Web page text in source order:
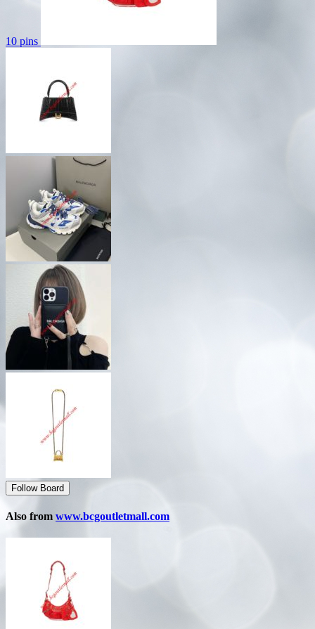
10 pins
Follow Board
Also from www.bcgoutletmall.com